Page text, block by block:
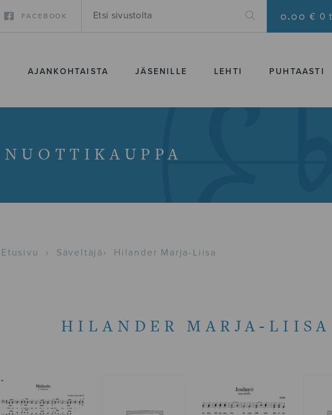
FACEBOOK 0.00 € 0
AJANKOHTAISTA JÄSENILLE LEHTI PUHTAASTI
NUOTTIKAUPPA
Etusivu › Säveltäjä › Hilander Marja-Liisa
HILANDER MARJA-LIISA